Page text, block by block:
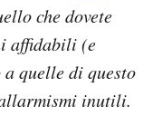
che dovete
affidabili (e
quelle di questo
inutili.